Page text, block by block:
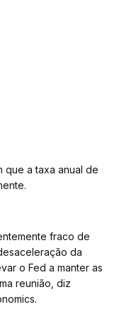
que a taxa anual de
fraco de
da
o Fed a manter as
reunião, diz